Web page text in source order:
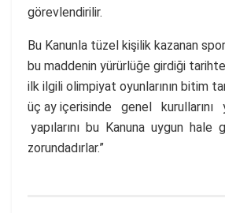
görevlendirilir.
Bu Kanunla tüzel kişilik kazanan
bu maddenin yürürlüğe girdiği
ilk ilgili olimpiyat oyunlarının bitim
üç ay içerisinde genel kurullarını
yapılarını bu Kanuna uygun hale
zorundadırlar.”